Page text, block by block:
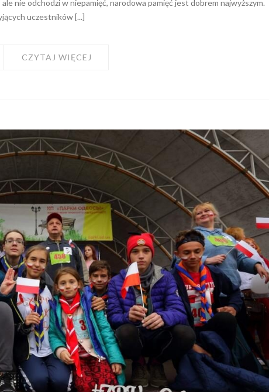
nie odchodzi w niepamięć, narodowa pamięć jest dobrem najwyższym.
uczestników [...]
CZYTAJ WIĘCEJ